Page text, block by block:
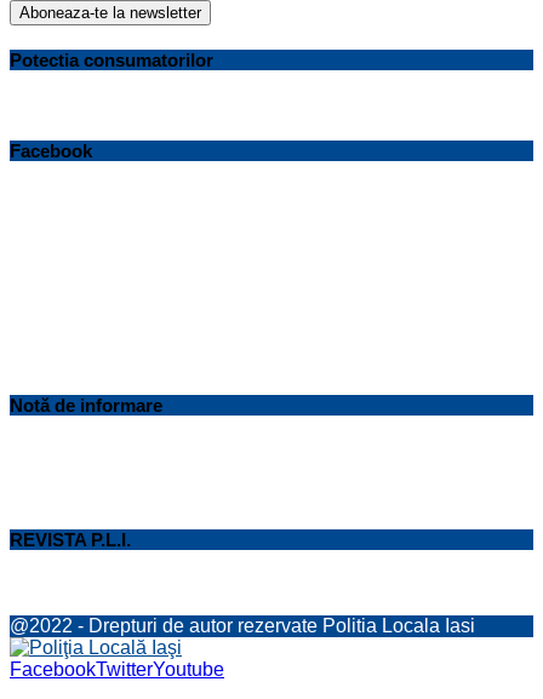
Potectia consumatorilor
Facebook
Notă de informare
REVISTA P.L.I.
@2022 - Drepturi de autor rezervate Politia Locala Iasi
FacebookTwitterYoutube